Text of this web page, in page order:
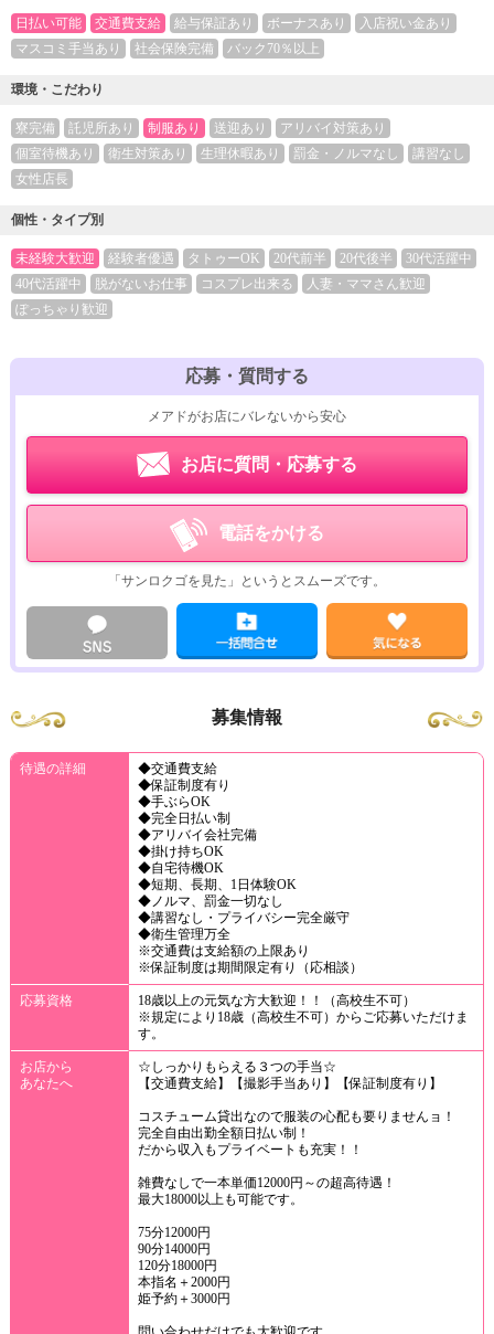
日払い可能 交通費支給 給与保証あり ボーナスあり
入店祝い金あり
マスコミ手当あり
社会保険完備 バック70％以上
環境・こだわり
寮完備 託児所あり 制服あり 送迎あり
アリバイ対策あり
個室待機あり
衛生対策あり 生理休暇あり 罰金・ノルマなし
講習なし
女性店長
個性・タイプ別
未経験大歓迎 経験者優遇 タトゥーOK 20代前半 20代後半
30代活躍中
40代活躍中
脱がないお仕事 コスプレ出来る
人妻・ママさん歓迎
ぽっちゃり歓迎
応募・質問する
メアドがお店にバレないから安心
お店に質問・応募する
電話をかける
「サンロクゴを見た」というとスムーズです。
募集情報
待遇の詳細
◆交通費支給
◆保証制度有り
◆手ぶらOK
◆完全日払い制
◆アリバイ会社完備
◆掛け持ちOK
◆自宅待機OK
◆短期、長期、1日体験OK
◆ノルマ、罰金一切なし
◆講習なし・プライバシー完全厳守
◆衛生管理万全
※交通費は支給額の上限あり
※保証制度は期間限定有り（応相談）
応募資格
18歳以上の元気な方大歓迎！！（高校生不可）
※規定により18歳（高校生不可）からご応募いただけま
す。
お店から
あなたへ
☆しっかりもらえる３つの手当☆
【交通費支給】【撮影手当あり】【保証制度有り】
コスチューム貸出なので服装の心配も要りませんョ！
完全自由出勤全額日払い制！
だから収入もプライベートも充実！！
雑費なしで一本単価12000円～の超高待遇！
最大18000以上も可能です。
75分12000円
90分14000円
120分18000円
本指名＋2000円
姫予約＋3000円